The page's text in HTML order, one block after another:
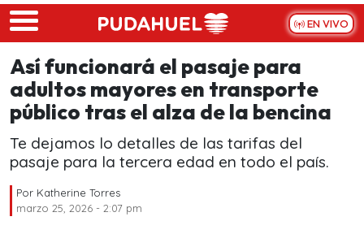
Skip to main content
EN VIVO
Así funcionará el pasaje para
adultos mayores en transporte
público tras el alza de la bencina
Te dejamos lo detalles de las tarifas del
pasaje para la tercera edad en todo el país.
Por Katherine Torres
marzo 25, 2026 - 2:07 pm